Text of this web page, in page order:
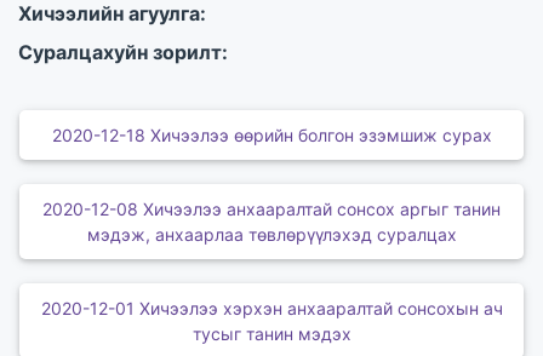
Хичээлийн агуулга:
Суралцахуйн зорилт:
2020-12-18 Хичээлээ өөрийн болгон эзэмшиж сурах
2020-12-08 Хичээлээ анхааралтай сонсох аргыг танин
мэдэж, анхаарлаа төвлөрүүлэхэд суралцах
2020-12-01 Хичээлээ хэрхэн анхааралтай сонсохын ач
тусыг танин мэдэх